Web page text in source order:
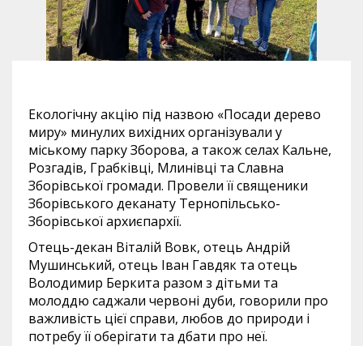
Екологічну акцію під назвою «Посади дерево
миру» минулих вихідних організували у
міському парку Зборова, а також селах Кальне,
Розгадів, Грабківці, Млинівці та Славна
Зборівської громади. Провели її священики
Зборівського деканату Тернопільсько-
Зборівської архиєпархії.
Отець-декан Віталій Вовк, отець Андрій
Мушинський, отець Іван Гавдяк та отець
Володимир Беркита разом з дітьми та
молоддю саджали червоні дуби, говорили про
важливість цієї справи, любов до природи і
потребу її оберігати та дбати про неї.